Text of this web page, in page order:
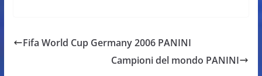
Fifa World Cup Germany 2006 PANINI
Campioni del mondo PANINI